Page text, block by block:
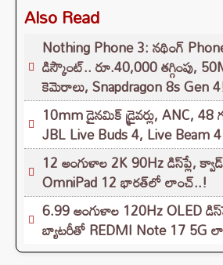
Also Read
Nothing Phone 3: నథింగ్
డిస్కౌంట్.. రూ.40,000 తగ్గింపు,
కెమెరాలు, Snapdragon 8s Gen
10mm డైనమిక్ డ్రైవర్లు, ANC,
JBL Live Buds 4, Live Beam
12 అంగుళాల 2K 90Hz డిస్‌ప్లే,
OmniPad 12 భారత్‌లో లాంచ్..!
6.99 అంగుళాల 120Hz OLED
బ్యాటరీతో REDMI Note 17 5G